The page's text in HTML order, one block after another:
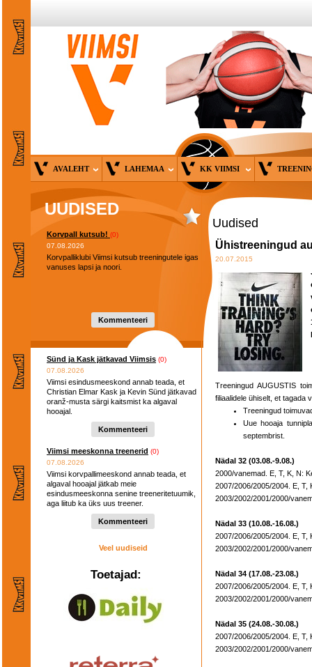
AVALEHT LAHEMAA KK VIIMSI
UUDISED
Korvpall kutsub! (0)
07.08.2026
Korvpalliklubi Viimsi kutsub treeningutele igas
vanuses lapsi ja noori.
Kommenteeri
Sünd ja Kask jätkavad Viimsis (0)
07.08.2026
Viimsi esindusmeeskond annab teada, et
Christian Elmar Kask ja Kevin Sünd jätkavad
oranž-musta särgi kaitsmist ka algaval
hooajal.
Kommenteeri
Viimsi meeskonna treenerid (0)
07.08.2026
Viimsi korvpallimeeskond annab teada, et
algaval hooajal jätkab meie
esindusmeeskonna senine treeneritetuumik,
aga liitub ka üks uus treener.
Kommenteeri
Veel uudiseid
Toetajad:
Uudised
Ühistreeningud
20.07.2015
Treeningud AUGUSTIS
filiaalidele ühiselt, et tagada
Treeningud
Uue hooaja
septembrist.
Nädal 32 (03.08.-9.08.)
2000/vanemad. E, T, K, N:
2007/2006/2005/2004. E, T,
2003/2002/2001/2000/
Nädal 33 (10.08.-16.08.)
2007/2006/2005/2004. E, T,
2003/2002/2001/2000/
Nädal 34 (17.08.-23.08.)
2007/2006/2005/2004. E, T,
2003/2002/2001/2000/
Nädal 35 (24.08.-30.08.)
2007/2006/2005/2004. E, T,
2003/2002/2001/2000/